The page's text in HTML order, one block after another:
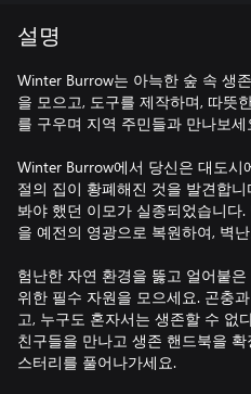
설명
Winter Burrow는 아늑한 숲 속 생
을 모으고, 도구를 제작하며, 따뜻
를 구우며 지역 주민들과 만나보세
Winter Burrow에서 당신은 대도시
절의 집이 황폐해진 것을 발견합
봐야 했던 이모가 실종되었습니다
을 예전의 영광으로 복원하여, 벽
험난한 자연 환경을 뚫고 얼어붙
위한 필수 자원을 모으세요. 곤충
고, 누구도 혼자서는 생존할 수 없
친구들을 만나고 생존 핸드북을
스터리를 풀어나가세요.